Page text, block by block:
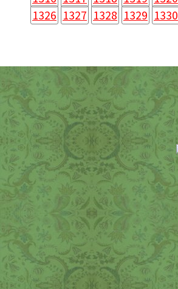
1326 1327 1328 1329 1330